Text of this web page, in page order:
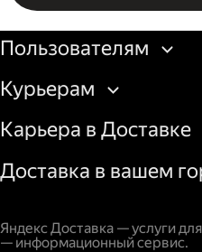
Бизнесу
Пользователям
Курьерам
Карьера в Доставке
Доставка в вашем
Яндекс Доставка — услуги
— информационный сервис.